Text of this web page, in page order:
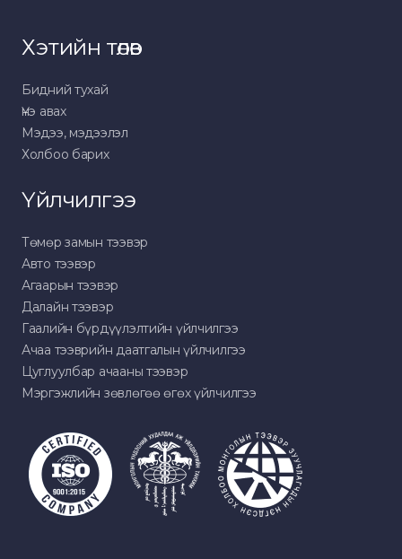
Хэтийн төлөв
Бидний тухай
Үнэ авах
Мэдээ, мэдээлэл
Холбоо барих
Үйлчилгээ
Төмөр замын тээвэр
Авто тээвэр
Агаарын тээвэр
Далайн тээвэр
Гаалийн бүрдүүлэлтийн үйлчилгээ
Ачаа тээврийн даатгалын үйлчилгээ
Цуглуулбар ачааны тээвэр
Мэргэжлийн зөвлөгөө өгөх үйлчилгээ